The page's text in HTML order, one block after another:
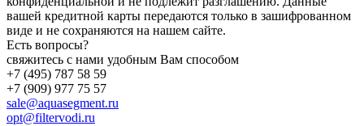
вашей кредитной карты передаются только в зашифрованном
виде и не сохраняются на нашем сайте.
Есть вопросы?
свяжитесь с нами удобным Вам способом
+7 (495) 787 58 59
+7 (909) 977 75 57
sale@aquasegment.ru
opt@filtervodi.ru